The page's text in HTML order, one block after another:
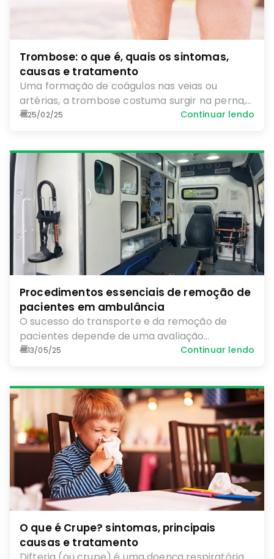
Trombose: o que é, quais os sintomas,
causas e tratamento
Uma formação de coágulos nas veias ou
artérias, a trombose costuma surgir na perna,
mas pode levar a complicações no corpo todo.
25/02/25 Continuar lendo
Procedimentos essenciais de remoção de
pacientes em ambulância
O sucesso do transporte e da remoção de
pacientes depende de uma avaliação
minuciosa da condição do paciente, uma
13/05/25 Continuar lendo
O que é Crupe? sintomas, principais
causas e tratamento